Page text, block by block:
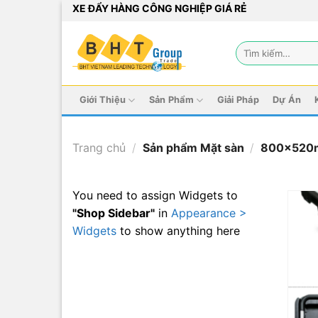
Bỏ
dung
XE ĐẨY HÀNG CÔNG NGHIỆP GIÁ RẺ
Tìm
kiếm:
Giới Thiệu Sản Phẩm Giải Pháp Dự Án
Trang chủ / Sản phẩm Mặt sàn /
You need to assign Widgets to
"Shop Sidebar" in Appearance >
Widgets to show anything here